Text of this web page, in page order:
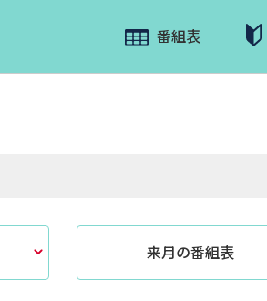
番組表
来月の番組表